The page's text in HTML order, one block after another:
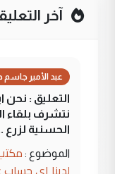
آخر
عبد الأمير جاسم
التعليق : نحن
نتشرف بلقاء
الحسنية لزرع
الموضوع :